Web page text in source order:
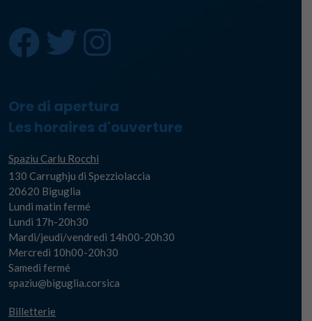
Ore di apertura
Les horaires d'ouverture
Spaziu Carlu Rocchi
130 Carrughju di Spezziolaccia
20620 Biguglia
Lundi matin fermé
Lundi 17h-20h30
Mardi/jeudi/vendredi 14h00-20h30
Mercredi 10h00-20h30
Samedi fermé
spaziu@biguglia.corsica
Billetterie